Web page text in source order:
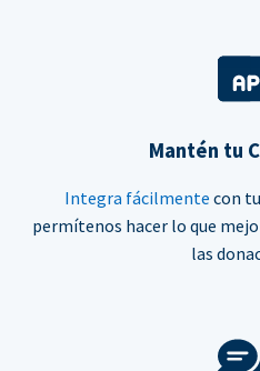
Mantén tu
Integra fácilmente con
permítenos hacer lo que
las